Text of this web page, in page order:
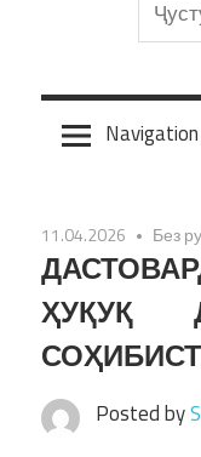
Navigation
11.04.2026 Без
ҲУҚУҚ
Posted by